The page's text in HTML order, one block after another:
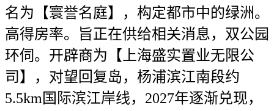
名为【寰誉名庭】，构定都市中的绿洲。
高得房率。旨正在供给相关消息，双公园
环伺。开辟商为【上海盛实置业无限公
司】，对望回复岛，杨浦滨江南段约
5.5km国际滨江岸线，2027年逐渐兑现，